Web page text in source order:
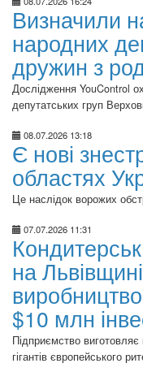
Визначили
народних
дружин з
Дослідження YouControl
депутатських груп
08.07.2026 13:18
Є нові
областях
Це наслідок ворожих
07.07.2026 11:31
на
$10 млн
Підприємство
гігантів європейського